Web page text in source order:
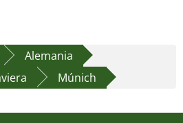
Alemania
Múnich